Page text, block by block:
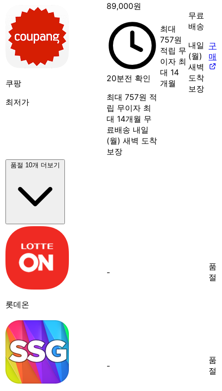
쿠팡
최저가
89,000원
20분전 확인
최대 757원 적
립 무이자 최
대 14개월 무
료배송 내일
(월) 새벽 도착
보장
최대
757원
적립 무
이자 최
대 14
개월
무료
배송
내일
(월)
새벽
도착
보장
구
매
품절 10개 더보기
롯데온
-
품
절
-
품
절